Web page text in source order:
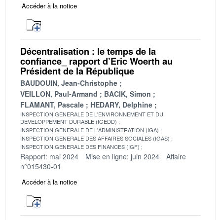
Accéder à la notice
Décentralisation : le temps de la
confiance_ rapport d’Eric Woerth au
Président de la République
BAUDOUIN, Jean-Christophe
VEILLON, Paul-Armand
BACIK, Simon
FLAMANT, Pascale
HEDARY, Delphine
INSPECTION GENERALE DE L'ENVIRONNEMENT ET DU
DEVELOPPEMENT DURABLE (IGEDD)
INSPECTION GENERALE DE L'ADMINISTRATION (IGA)
INSPECTION GENERALE DES AFFAIRES SOCIALES (IGAS)
INSPECTION GENERALE DES FINANCES (IGF)
Rapport: mai 2024 Mise en ligne: juin 2024
Affaire
n°015430-01
Accéder à la notice